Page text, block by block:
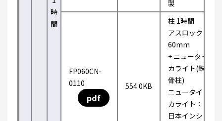
時
間
製
FP060CN-
0110
pdf
554.0KB
柱 1時間
アスロック
60mm
+ ニュータイ
カライト(鉄
骨柱)
ニュータイ
カライト：
日本インシ